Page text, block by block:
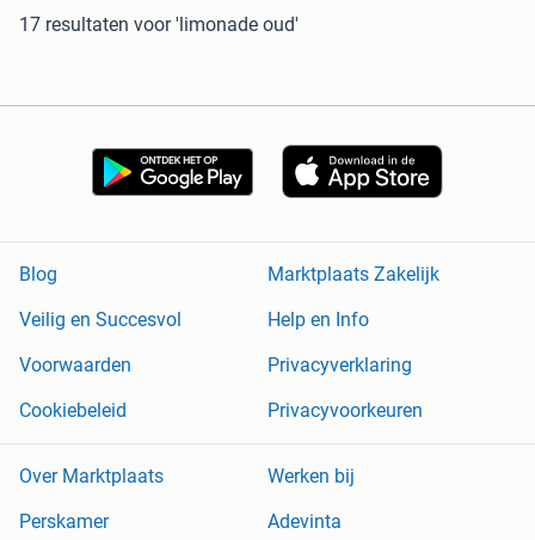
17 resultaten voor 'limonade oud'
Blog
Marktplaats Zakelijk
Veilig en Succesvol
Help en Info
Voorwaarden
Privacyverklaring
Cookiebeleid
Privacyvoorkeuren
Over Marktplaats
Werken bij
Perskamer
Adevinta